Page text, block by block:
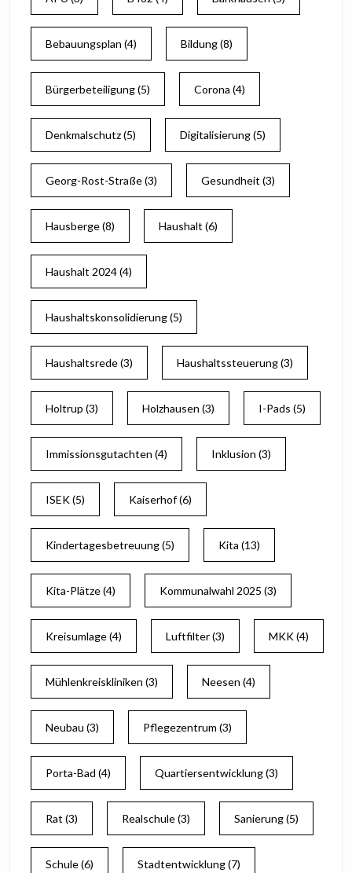
Bebauungsplan (4) Bildung(8)
Bürgerbeteiligung(5) Corona (4)
Denkmalschutz(5) Digitalisierung(5)
Georg-Rost-Straße(3) Gesundheit (3)
Hausberge(8) Haushalt (6)
Haushalt 2024(4)
Haushaltskonsolidierung(5)
Haushaltsrede(3) Haushaltssteuerung(3)
Holtrup (3) Holzhausen (3) I-Pads (5)
Immissionsgutachten (4) Inklusion (3)
ISEK(5) Kaiserhof(6)
Kindertagesbetreuung(5) Kita (13)
Kita-Plätze(4) Kommunalwahl 2025 (3)
Kreisumlage(4) Luftfilter(3) MKK(4)
Mühlenkreiskliniken (3) Neesen (4)
Neubau (3) Pflegezentrum (3)
Porta-Bad (4) Quartiersentwicklung(3)
Rat (3) Realschule(3) Sanierung(5)
Schule(6) Stadtentwicklung(7)